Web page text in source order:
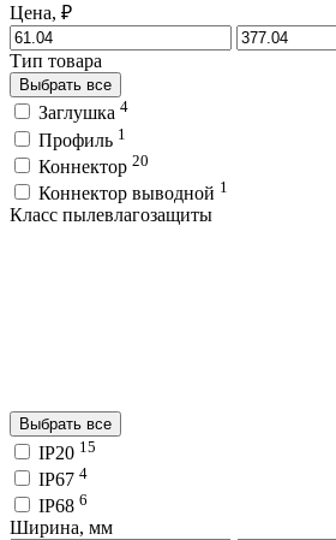
Цена, ₽
Тип товара
Выбрать все
Заглушка 4
Профиль 1
Коннектор 20
Коннектор выводной 1
Класс пылевлагозащиты
Выбрать все
IP20 15
IP67 4
IP68 6
Ширина, мм